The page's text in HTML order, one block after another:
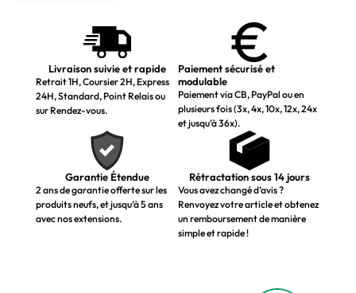
Livraison suivie et rapide
Retrait 1H, Coursier 2H, Express
24H, Standard, Point Relais ou
sur Rendez-vous.
Paiement sécurisé et
modulable
Paiement via CB, PayPal ou en
plusieurs fois (3x, 4x, 10x, 12x, 24x
et jusqu’à 36x).
Garantie Étendue
2 ans de garantie offerte sur les
produits neufs, et jusqu’à 5 ans
avec nos extensions.
Rétractation sous 14 jours
Vous avez changé d’avis ?
Renvoyez votre article et obtenez
un remboursement de manière
simple et rapide !